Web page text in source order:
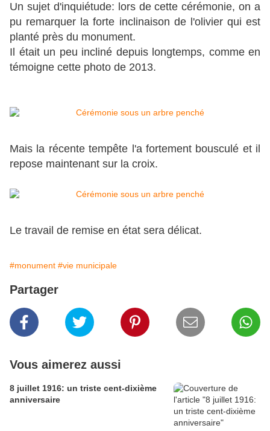
Un sujet d'inquiétude: lors de cette cérémonie, on a
pu remarquer la forte inclinaison de l'olivier qui est
planté près du monument.
Il était un peu incliné depuis longtemps, comme en
témoigne cette photo de 2013.
Mais la récente tempête l'a fortement bousculé et il
repose maintenant sur la croix.
Le travail de remise en état sera délicat.
#monument #vie municipale
Partager
Vous aimerez aussi
8 juillet 1916: un triste cent-dixième
anniversaire